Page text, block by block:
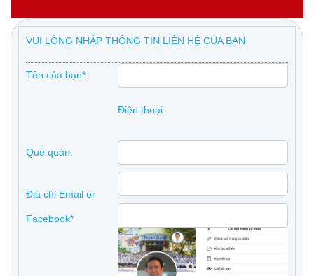
VUI LÒNG NHẬP THÔNG TIN LIÊN HỆ CỦA BẠN
Tên của bạn*:
Điện thoại:
Quê quán:
Địa chỉ Email or
Facebook*